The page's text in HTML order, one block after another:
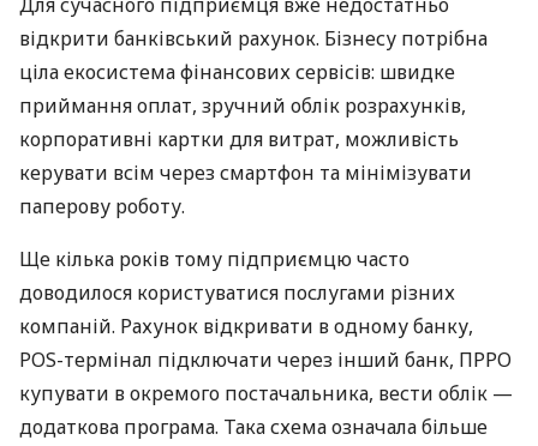
відкрити банківський рахунок. Бізнесу потрібна
ціла екосистема фінансових сервісів: швидке
приймання оплат, зручний облік розрахунків,
корпоративні картки для витрат, можливість
керувати всім через смартфон та мінімізувати
паперову роботу.
Ще кілька років тому підприємцю часто
доводилося користуватися послугами різних
компаній. Рахунок відкривати в одному банку,
POS-термінал підключати через інший банк, ПРРО
купувати в окремого постачальника, вести облік —
додаткова програма. Така схема означала більше